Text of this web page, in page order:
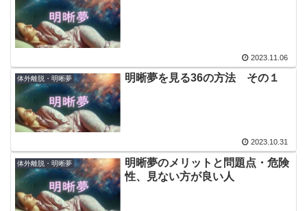
2023.11.06
体外離脱・明晰夢 明晰夢を見る36の方法 その１
2023.10.31
体外離脱・明晰夢
明晰夢のメリットと問題点・危険
性、見ない方が良い人